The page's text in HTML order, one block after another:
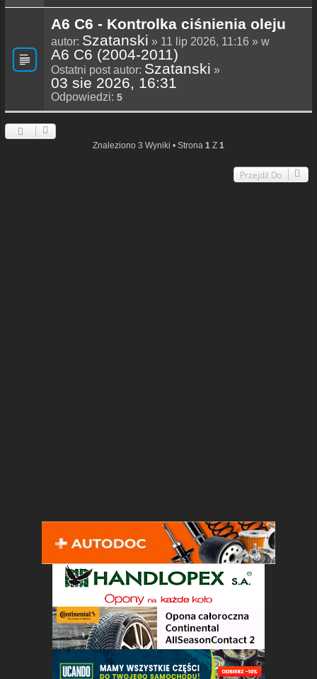
A6 C6 - Kontrolka ciśnienia oleju
autor: Szatanski » 11 lip 2026, 11:16 » w
A6 C6 (2004-2011)
Ostatni post autor: Szatanski »
03 sie 2026, 16:31
Odpowiedzi: 5
Znaleziono 3 Wyniki • Strona 1 Z 1
Przejdź Do